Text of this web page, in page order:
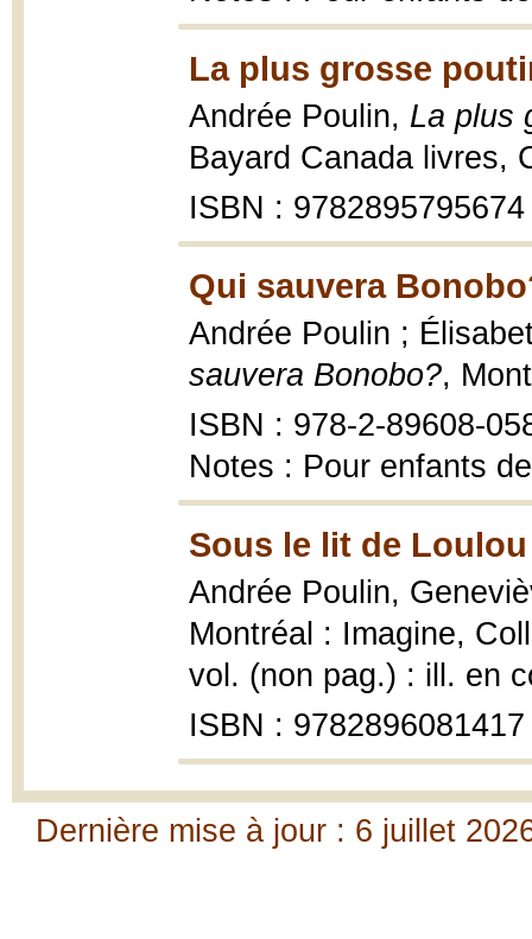
La plus grosse
Andrée Poulin, La plus
Bayard Canada livres,
ISBN : 9782895795674
Qui sauvera
Andrée Poulin ;
sauvera Bonobo?,
ISBN : 978-2-89608-
Notes : Pour enfants
Sous le lit de Loulou
Andrée Poulin,
Montréal : Imagine,
vol. (non pag.) : ill. en
ISBN : 9782896081417
Dernière mise à jour : 6 juillet